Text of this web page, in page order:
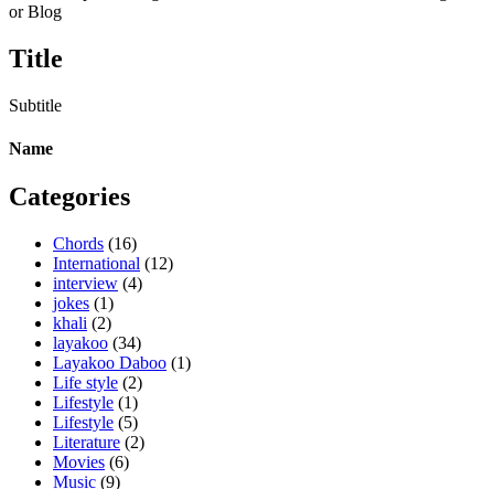
or Blog
Title
Subtitle
Name
Categories
Chords (16)
International (12)
interview (4)
jokes (1)
khali (2)
layakoo (34)
Layakoo Daboo (1)
Life style (2)
Lifestyle (1)
Lifestyle (5)
Literature (2)
Movies (6)
Music (9)